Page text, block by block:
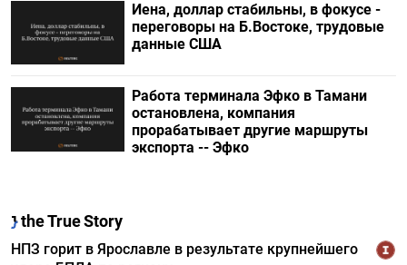
Иена, доллар стабильны, в фокусе -
переговоры на Б.Востоке, трудовые
данные США
Работа терминала Эфко в Тамани
остановлена, компания
прорабатывает другие маршруты
экспорта -- Эфко